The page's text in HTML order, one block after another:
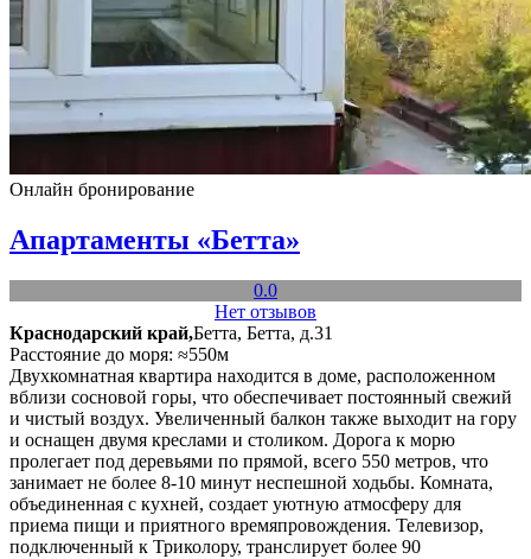
Онлайн бронирование
Апартаменты «Бетта»
0.0
Нет отзывов
Краснодарский край,Бетта, Бетта, д.31
Расстояние до моря: ≈550м
Двухкомнатная квартира находится в доме, расположенном
вблизи сосновой горы, что обеспечивает постоянный свежий
и чистый воздух. Увеличенный балкон также выходит на гору
и оснащен двумя креслами и столиком. Дорога к морю
пролегает под деревьями по прямой, всего 550 метров, что
занимает не более 8-10 минут неспешной ходьбы. Комната,
объединенная с кухней, создает уютную атмосферу для
приема пищи и приятного времяпровождения. Телевизор,
подключенный к Триколору, транслирует более 90